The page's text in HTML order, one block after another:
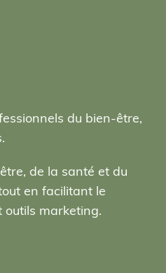
du bien-être,
de la santé et du
en facilitant le
outils marketing.